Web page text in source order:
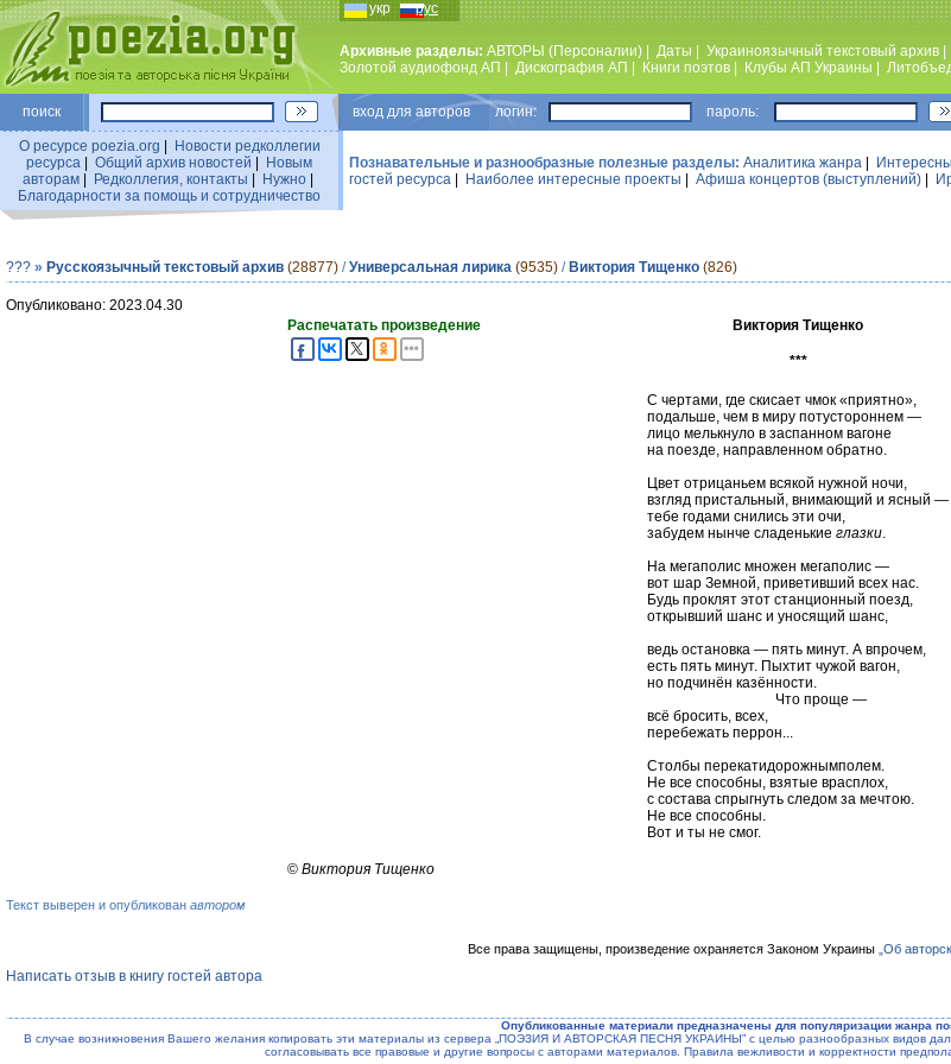
укр рус
Архивные разделы: АВТОРЫ (Персоналии) Даты Украиноязычный текстовый архив
Золотой аудиофонд АП
Дискография АП Книги поэтов Клубы АП Украины
поиск вход для авторов логин: пароль:
О ресурсе poezia.org
Новости редколлегии
ресурса
Общий архив новостей
Новым
авторам| Редколлегия, контакты Нужно|
Благодарности за помощь и сотрудничество
Познавательные и разнообразные полезные разделы: Аналитика жанра
гостей ресурса
Наиболее интересные проекты Афиша концертов (выступлений)
??? » Русскоязычный текстовый архив (28877) /Универсальная лирика (9535) / Виктория Тищенко (826)
Опубликовано: 2023.04.30
Распечатать произведение
Виктория Тищенко
***
С чертами, где скисает чмок «приятно»,
подальше, чем в миру потустороннем —
лицо мелькнуло в заспанном вагоне
на поезде, направленном обратно.
Цвет отрицаньем всякой нужной ночи,
взгляд пристальный, внимающий и ясный —
тебе годами снились эти очи,
забудем нынче сладенькие глазки.
На мегаполис множен мегаполис —
вот шар Земной, приветивший всех нас.
Будь проклят этот станционный поезд,
открывший шанс и уносящий шанс,
ведь остановка — пять минут. А впрочем,
есть пять минут. Пыхтит чужой вагон,
но подчинён казённости.
Что проще —
всё бросить, всех,
перебежать перрон...
Столбы перекатидорожнымполем.
Не все способны, взятые врасплох,
с состава спрыгнуть следом за мечтою.
Не все способны.
Вот и ты не смог.
© Виктория Тищенко
Текст выверен и опубликован автором
Все права защищены, произведение охраняется Законом Украины „Об
Написать отзыв в книгу гостей автора
Опубликованные материали предназначены для популяризации жанра
В случае возникновения Вашего желания копировать эти материалы из сервера „ПОЭЗИЯ И АВТОРСКАЯ ПЕСНЯ УКРАИНЫ” с целью разнообразных видов
согласовывать все правовые и другие вопросы с авторами материалов. Правила вежливости и корректности